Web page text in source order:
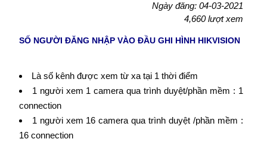
Ngày đăng: 04-03-2021
4,660 lượt xem
SỐ NGƯỜI ĐĂNG NHẬP VÀO ĐẦU GHI HÌNH HIKVISION
Là số kênh được xem từ xa tại 1 thời điểm
1 người xem 1 camera qua trình duyệt/phần mềm : 1
connection
1 người xem 16 camera qua trình duyệt /phần mềm :
16 connection